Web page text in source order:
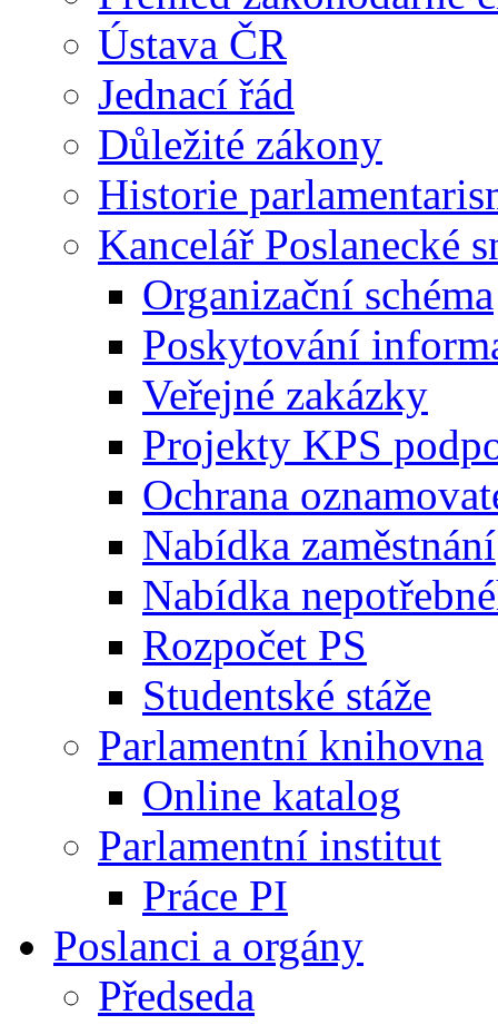
Ústava ČR
Jednací řád
Důležité zákony
Historie
Kancelář Poslanecké
Organizační schéma
Poskytování
Veřejné zakázky
Projekty KPS
Ochrana
Nabídka zaměstnání
Nabídka
Rozpočet PS
Studentské stáže
Parlamentní knihovna
Online katalog
Parlamentní institut
Práce PI
Poslanci a orgány
Předseda